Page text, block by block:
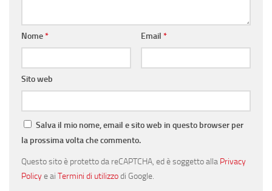
Nome* Email *
Sito web
Salva il mio nome, email e sito web in questo browser per
la prossima volta che commento.
Questo sito è protetto da reCAPTCHA, ed è soggetto alla Privacy
Policye ai Termini di utilizzodi Google.